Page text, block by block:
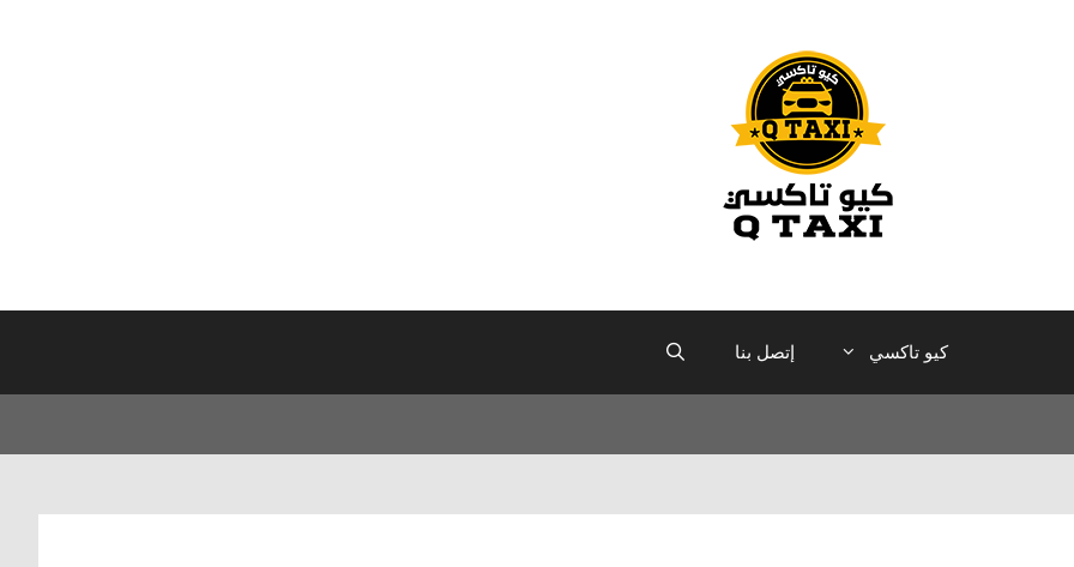
كيو تاكسي إتصل بنا